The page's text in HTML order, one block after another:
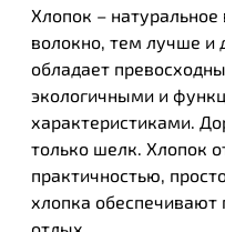
Хлопок –
волокно, тем лучше и
обладает
экологичными и
характеристиками.
только шелк. Хлопок
практичностью,
хлопка
отдых.